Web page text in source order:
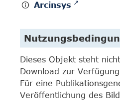
Arcinsys
Dieses Objekt steht
Download zur
Für eine
Veröffentlichung des